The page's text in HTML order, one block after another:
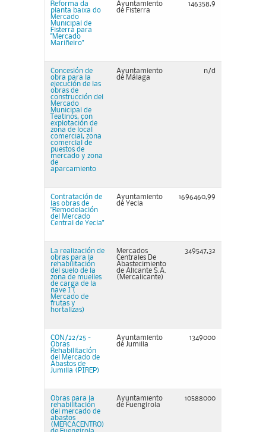
Reforma da
planta baixa do
Mercado
Municipal de
Fisterra para
"Mercado
Mariñeiro"
Ayuntamiento
de Fisterra
146358,9
Concesión de
obra para la
ejecución de las
obras de
construcción del
Mercado
Municipal de
Teatinos, con
explotación de
zona de local
comercial, zona
comercial de
puestos de
mercado y zona
de
aparcamiento
Ayuntamiento
de Málaga
n/d
Contratación de
las obras de
"Remodelación
del Mercado
Central de Yecla"
Ayuntamiento
de Yecla
1696460,99
La realización de
obras para la
rehabilitación
del suelo de la
zona de muelles
de carga de la
nave I (
Mercado de
frutas y
hortalizas)
Mercados
Centrales De
Abastecimiento
de Alicante S.A.
(Mercalicante)
349547,32
CON/22/25 -
Obras
Rehabilitación
del Mercado de
Abastos de
Jumilla (PIREP)
Ayuntamiento
de Jumilla
1349000
Obras para la
rehabilitación
del mercado de
abastos
(MERCACENTRO)
Ayuntamiento
de Fuengirola
10588000